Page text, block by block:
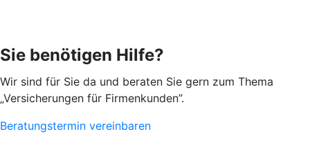
Sie benötigen Hilfe?
Wir sind für Sie da und beraten Sie gern zum Thema
„Versicherungen für Firmenkunden”.
Beratungstermin vereinbaren